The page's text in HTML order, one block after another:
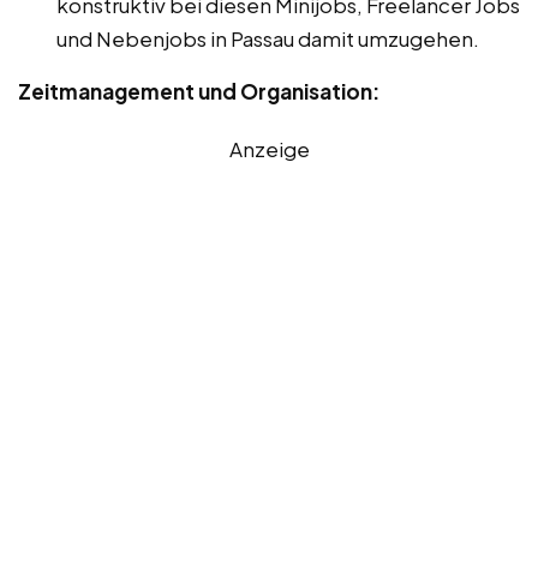
und Nebenjobs in Passau damit umzugehen.
Zeitmanagement und Organisation:
Anzeige